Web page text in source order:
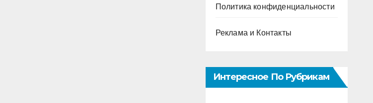
Политика конфиденциальности
Реклама и Контакты
Интересное По Рубрикам